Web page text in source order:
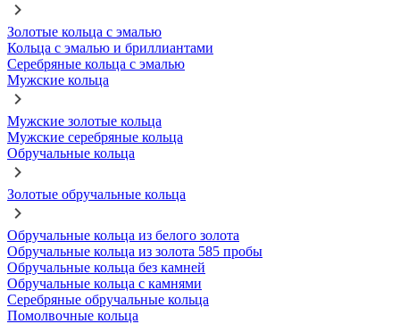
Золотые кольца с эмалью
Кольца с эмалью и бриллиантами
Серебряные кольца с эмалью
Мужские кольца
Мужские золотые кольца
Мужские серебряные кольца
Обручальные кольца
Золотые обручальные кольца
Обручальные кольца из белого золота
Обручальные кольца из золота 585 пробы
Обручальные кольца без камней
Обручальные кольца с камнями
Серебряные обручальные кольца
Помолвочные кольца